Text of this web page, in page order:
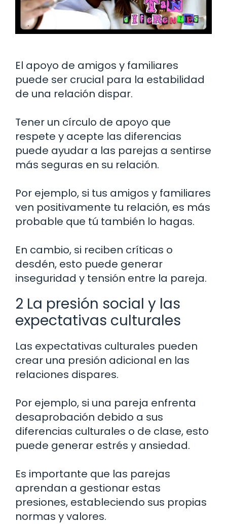
El apoyo de amigos y familiares
puede ser crucial para la estabilidad
de una relación dispar.
Tener un círculo de apoyo que
respete y acepte las diferencias
puede ayudar a las parejas a sentirse
más seguras en su relación.
Por ejemplo, si tus amigos y familiares
ven positivamente tu relación, es más
probable que tú también lo hagas.
En cambio, si reciben críticas o
desdén, esto puede generar
inseguridad y tensión entre la pareja.
2 La presión social y las
expectativas culturales
Las expectativas culturales pueden
crear una presión adicional en las
relaciones dispares.
Por ejemplo, si una pareja enfrenta
desaprobación debido a sus
diferencias culturales o de clase, esto
puede generar estrés y ansiedad.
Es importante que las parejas
aprendan a gestionar estas
presiones, estableciendo sus propias
normas y valores.